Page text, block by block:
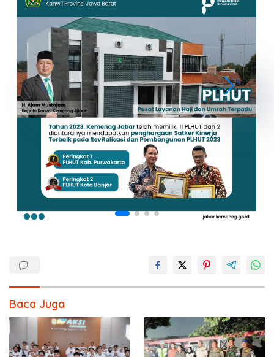
Baca Juga